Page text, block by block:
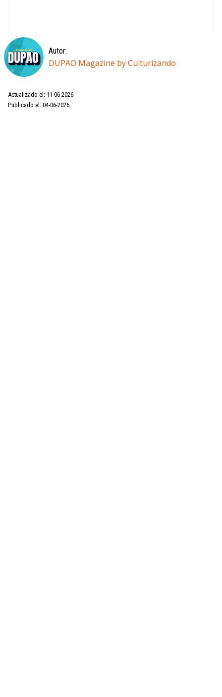
Autor:
DUPAO Magazine by Culturizando
Actualizado el: 11-06-2026
Publicado el: 04-06-2026